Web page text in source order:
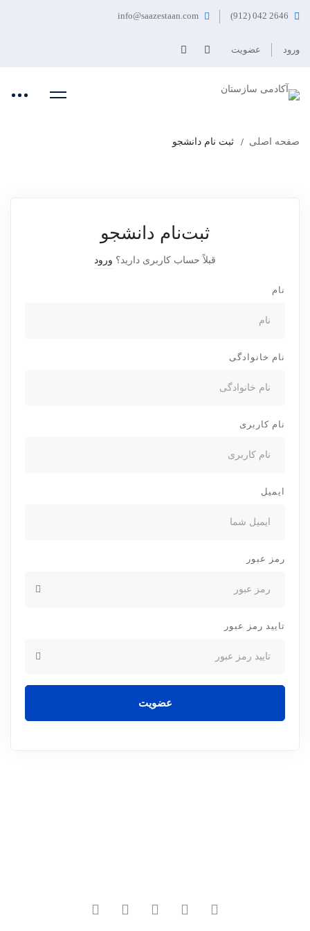
2646 042 (912)
info@saazestaan.com
ورود عضویت
صفحه اصلی ثبت نام دانشجو
ثبت‌نام دانشجو
قبلاً حساب کاربری دارید؟ ورود
نام
نام خانوادگی
نام کاربری
ایمیل
رمز عبور
تایید رمز عبور
عضویت